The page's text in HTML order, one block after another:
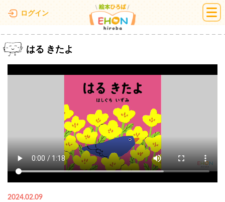
ログイン 絵本ひろば
はる きたよ
2024.02.09